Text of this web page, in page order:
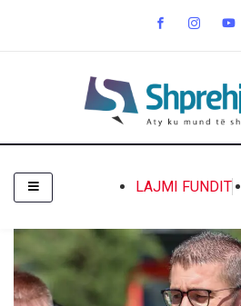
LAJMI FUNDIT